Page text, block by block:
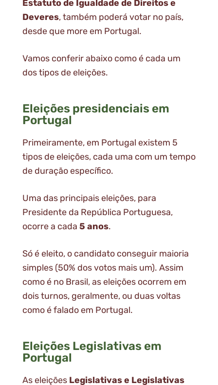
Estatuto de Igualdade de Direitos e
Deveres, também poderá votar no país,
desde que more em Portugal.
Vamos conferir abaixo como é cada um
dos tipos de eleições.
Eleições presidenciais em
Portugal
Primeiramente, em Portugal existem 5
tipos de eleições, cada uma com um tempo
de duração específico.
Uma das principais eleições, para
Presidente da República Portuguesa,
ocorre a cada 5 anos.
Só é eleito, o candidato conseguir maioria
simples (50% dos votos mais um). Assim
como é no Brasil, as eleições ocorrem em
dois turnos, geralmente, ou duas voltas
como é falado em Portugal.
Eleições Legislativas em
Portugal
As eleições Legislativas e Legislativas